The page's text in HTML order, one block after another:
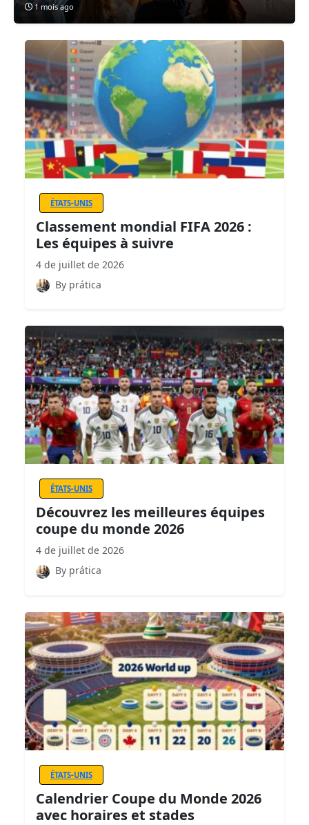
1 mois ago
ÉTATS-UNIS
Classement mondial FIFA 2026 :
Les équipes à suivre
4 de juillet de 2026
By prática
ÉTATS-UNIS
Découvrez les meilleures équipes
coupe du monde 2026
4 de juillet de 2026
By prática
ÉTATS-UNIS
Calendrier Coupe du Monde 2026
avec horaires et stades